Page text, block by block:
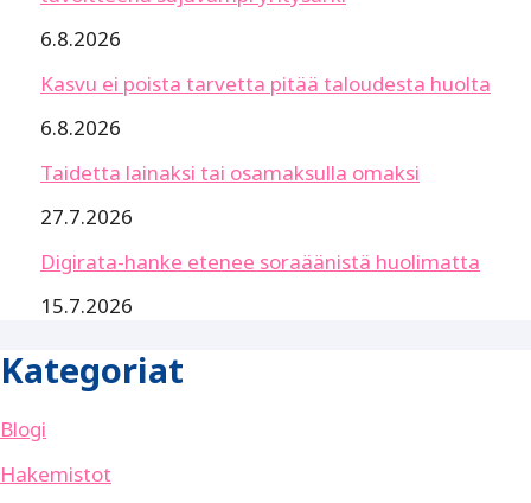
6.8.2026
Kasvu ei poista tarvetta pitää taloudesta huolta
6.8.2026
Taidetta lainaksi tai osamaksulla omaksi
27.7.2026
Digirata-hanke etenee soraäänistä huolimatta
15.7.2026
Kategoriat
Blogi
Hakemistot